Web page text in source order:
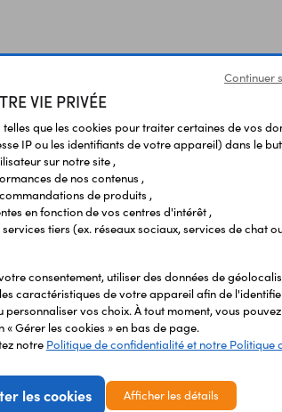
liés à cet article
Continuer
VIE PRIVÉE
que les cookies pour traiter certaines de vos
IP ou les identifiants de votre appareil) dans le
sur notre site ,
de nos contenus ,
de produits ,
en fonction de vos centres d'intérêt ,
tiers (ex. réseaux sociaux, services de chat
consentement, utiliser des données de
caractéristiques de votre appareil afin de
personnaliser vos choix. À tout moment, vous
Gérer les cookies » en bas de page.
notre Politique de confidentialité et notre Politique
les cookies Afficher les détails